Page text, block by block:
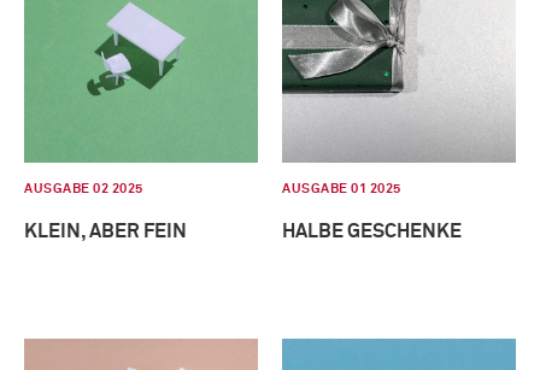
AUSGABE 02 2025
KLEIN, ABER FEIN
AUSGABE 01 2025
HALBE GESCHENKE